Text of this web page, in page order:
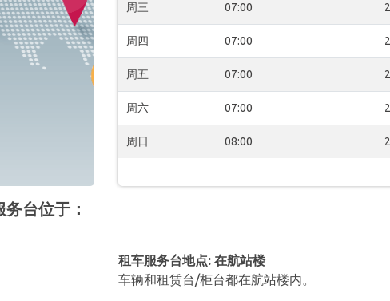
周三 07:00
周四 07:00
周五 07:00
周六 07:00
周日 08:00
台位于：
租车服务台地点: 在航站楼
车辆和租赁台/柜台都在航站楼内。